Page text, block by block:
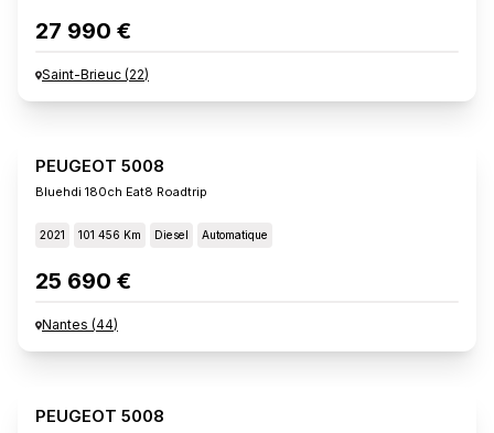
27 990 €
Saint-Brieuc (22)
PEUGEOT 5008
Bluehdi 180ch Eat8 Roadtrip
2021 101 456 Km Diesel Automatique
25 690 €
Nantes (44)
PEUGEOT 5008